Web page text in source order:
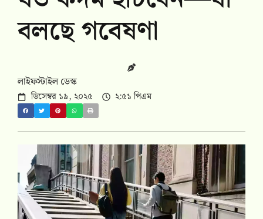
বলছে গবেষণা
লাইফস্টাইল ডেস্ক
ডিসেম্বর ১৯, ২০২৫ ২:৫১ পিএম